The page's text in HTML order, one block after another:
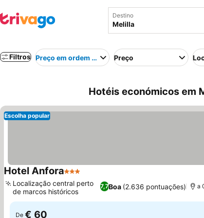
Destino
Filtros Preço em ordem crescentePreço
Hotéis económicos em
Escolha popular
Hotel Anfora3 Estrelas
7,7Boa (2.636 pontuações)
Localização central perto
de marcos históricos
a
De € 60